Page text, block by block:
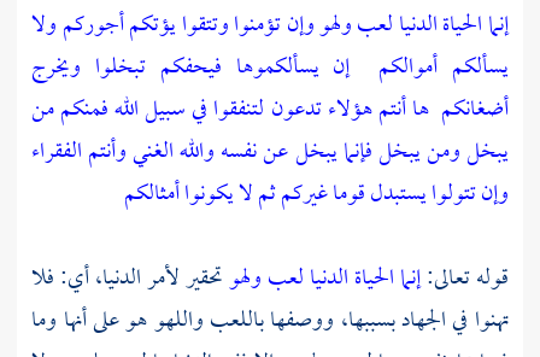
إنما الحياة الدنيا لعب ولهو وإن تؤمنوا وتتقوا يؤتكم أجوركم ولا
يسألكم أموالكم
إن يسألكموها فيحفكم تبخلوا ويخرج
أضغانكم ها أنتم هؤلاء تدعون لتنفقوا في سبيل الله فمنكم من
يبخل ومن يبخل فإنما يبخل عن نفسه والله الغني وأنتم الفقراء
وإن تتولوا يستبدل قوما غيركم ثم لا يكونوا أمثالكم
قوله تعالى:إنما الحياة الدنيا لعب ولهوتحقير لأمر الدنيا، أي: فلا
تهنوا في الجهاد بسببها، ووصفها باللعب واللهو هو على أنها وما